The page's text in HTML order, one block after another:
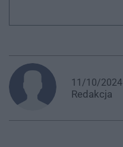
11/10/2024
Redakcja